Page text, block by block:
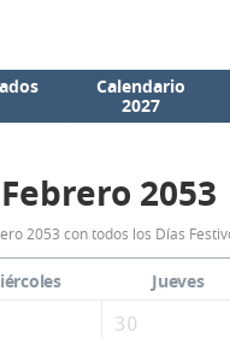
Calendario
2027
2053
Febrero 2053
2053 con todos los Días
Jueves
30